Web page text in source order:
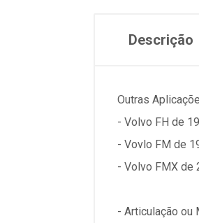
Descrição
Outras
- Volvo FH de
- Vovlo FM de
- Volvo FMX de
- Articulação ou